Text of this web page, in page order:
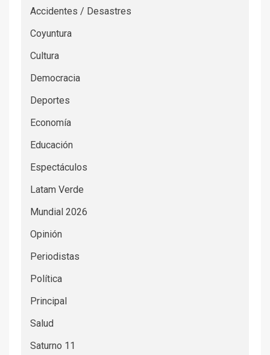
Accidentes / Desastres
Coyuntura
Cultura
Democracia
Deportes
Economía
Educación
Espectáculos
Latam Verde
Mundial 2026
Opinión
Periodistas
Política
Principal
Salud
Saturno 11